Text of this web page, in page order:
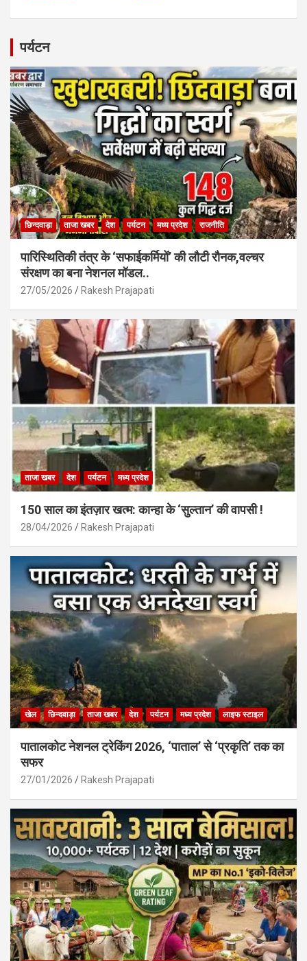
b
o
o
k
A
p
p
पर्यटन
छिन्दवाड़ा ताजा खबर देश पर्यटन मध्य प्रदेश राजनीति
पारिस्थितिकी तंत्र के ‘सफाईकर्मियों’ की लौटी रौनक,वल्चर
संरक्षण का बना नेशनल मॉडल..
27/05/2026 Rakesh Prajapati
ताजा खबर देश पर्यटन मध्य प्रदेश
150 साल का इंतज़ार खत्म: कान्हा के ‘सुल्तान’ की वापसी !
28/04/2026 Rakesh Prajapati
खेल छिन्दवाड़ा ताजा खबर देश पर्यटन मध्य प्रदेश लाइफ स्टाइल
पातालकोट नेशनल ट्रेकिंग 2026, ‘पाताल’ से ‘प्रकृति’ तक का
सफर
27/01/2026 Rakesh Prajapati